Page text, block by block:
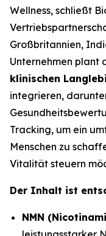
Wellness, schließt
Großbritannien,
Unternehmen plant
klinischen
integrieren,
Tracking, um ein
Menschen zu
Vitalität steuern
Der Inhalt ist
NMN